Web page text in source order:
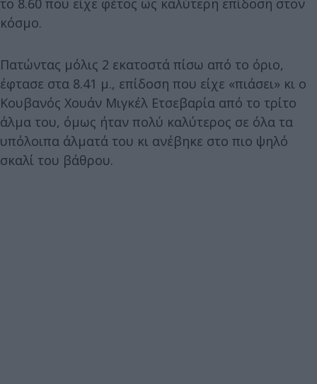
το 8.60 που είχε φέτος ως καλύτερη επίδοση στον
κόσμο.
Πατώντας μόλις 2 εκατοστά πίσω από το όριο,
έφτασε στα 8.41 μ., επίδοση που είχε «πιάσει» κι ο
Κουβανός Χουάν Μιγκέλ Ετσεβαρία από το τρίτο
άλμα του, όμως ήταν πολύ καλύτερος σε όλα τα
υπόλοιπα άλματά του κι ανέβηκε στο πιο ψηλό
σκαλί του βάθρου.